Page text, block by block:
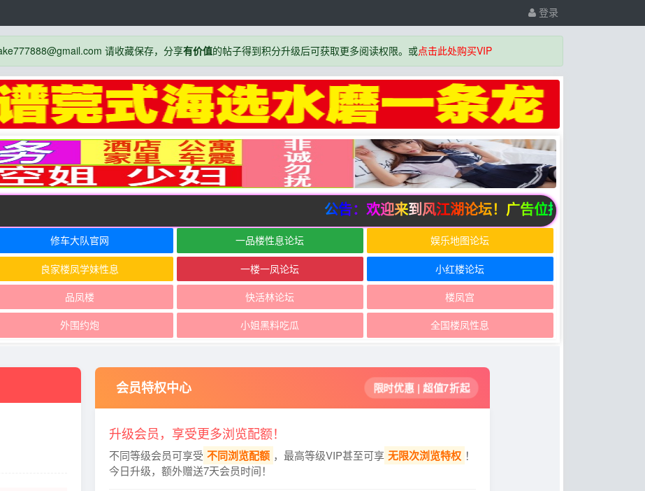
登录
请收藏保存，分享有价值的帖子得到积分升级后可获取更多阅读权限。或点击此处购买VIP
公告：欢迎来到风江湖论坛！广告位招商中
修车大队官网 一品楼性息论坛 娱乐地图论坛
良家楼凤学妹性息 一楼一凤论坛 小红楼论坛
品凤楼 快活林论坛 楼凤宫
外围约炮 小姐黑料吃瓜 全国楼凤性息
会员特权中心 限时优惠 | 超值7折起
升级会员，享受更多浏览配额！
不同等级会员可享受 不同浏览配额 ，最高等级VIP甚至可享 无限次浏览特权 ！
今日升级，额外赠送7天会员时间！